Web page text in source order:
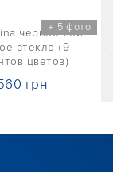
+ 5 фото
черное или
стекло (9
цветов)
грн